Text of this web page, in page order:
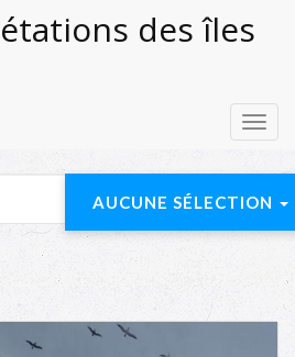
des îles
AUCUNE SÉLECTION